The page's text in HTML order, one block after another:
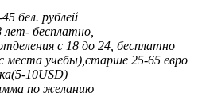
бел. рублей
лет- бесплатно,
с 18 до 24, бесплатно
места учебы),старше 25-65 евро
10USD)
по желанию